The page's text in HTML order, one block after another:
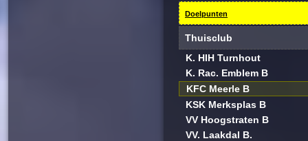
Doelpunten
Thuisclub
K. HIH Turnhout
K. Rac. Emblem B
KFC Meerle B
KSK Merksplas B
VV Hoogstraten B
VV. Laakdal B.